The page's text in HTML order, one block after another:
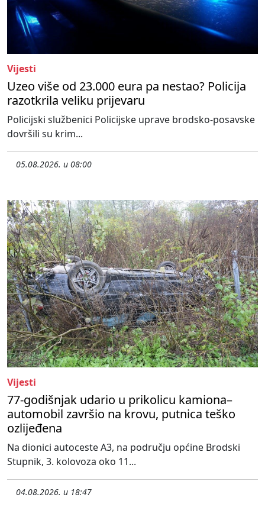
Vijesti
Uzeo više od 23.000 eura pa nestao? Policija
razotkrila veliku prijevaru
Policijski službenici Policijske uprave brodsko-posavske
dovršili su krim...
05.08.2026. u 08:00
Vijesti
77-godišnjak udario u prikolicu kamiona–
automobil završio na krovu, putnica teško
ozlijeđena
Na dionici autoceste A3, na području općine Brodski
Stupnik, 3. kolovoza oko 11...
04.08.2026. u 18:47